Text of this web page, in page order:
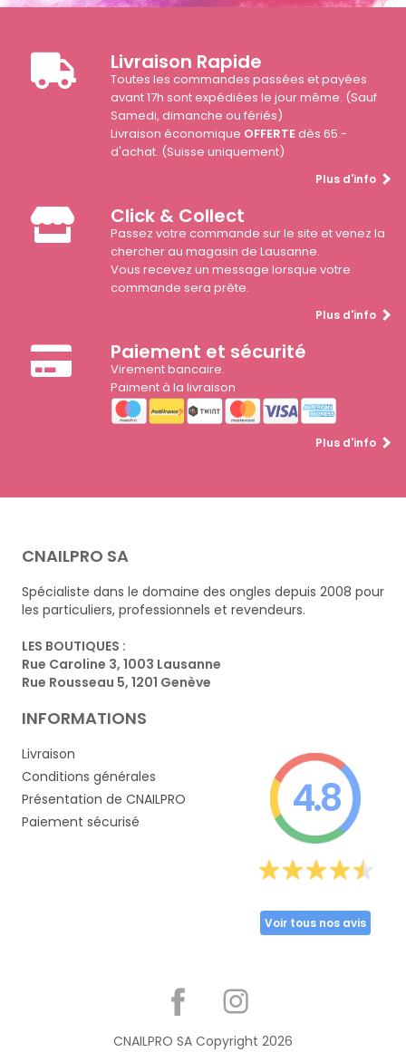
Livraison Rapide
Toutes les commandes passées et payées
avant 17h sont expédiées le jour même. (Sauf
Samedi, dimanche ou fériés)
Livraison économique OFFERTEdès 65.-
d'achat. (Suisse uniquement)
Plus d'info
Click & Collect
Passez votre commande sur le site et venez la
chercher au magasin de Lausanne.
Vous recevez un message lorsque votre
commande sera prête.
Plus d'info
Paiement et sécurité
Virement bancaire.
Paiment à la livraison
Plus d'info
CNAILPRO SA
Spécialiste dans le domaine des ongles depuis 2008 pour
les particuliers, professionnels et revendeurs.
LES BOUTIQUES :
Rue Caroline 3, 1003 Lausanne
Rue Rousseau 5, 1201 Genève
INFORMATIONS
Livraison
Conditions générales
Présentation de CNAILPRO
Paiement sécurisé
4.8
Voir tous nos avis
CNAILPRO SA Copyright 2026